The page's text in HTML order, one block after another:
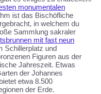
monumentalen
ist das Bischöfliche
in welchem du
Sammlung sakraler
mit fast neun
Schillerplatz und
Figuren aus der
Jahreszeit. Etwas
der Johannes
etwa 8.500
der Erde.